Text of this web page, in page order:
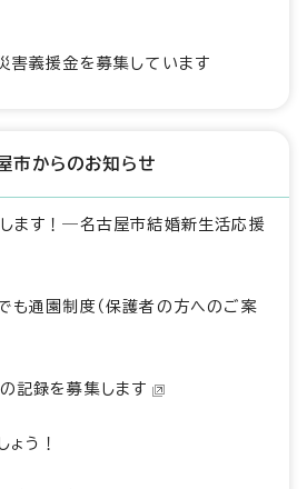
害義援金を募集しています
市からのお知らせ
ます！―名古屋市結婚新生活応援
も通園制度（保護者の方へのご案
記録を募集します
ょう！